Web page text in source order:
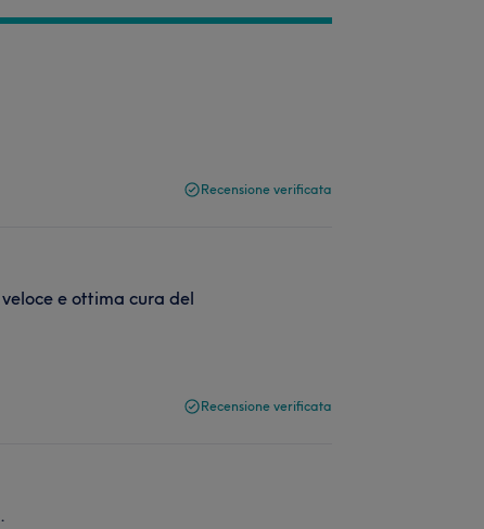
Recensione verificata
e ottima cura del
Recensione verificata